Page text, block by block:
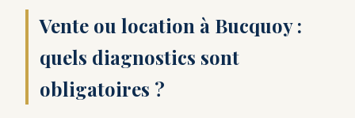
Vente ou location à Bucquoy :
quels diagnostics sont
obligatoires ?